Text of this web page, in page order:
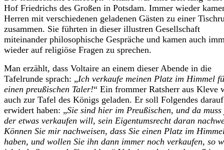
Hof Friedrichs des Großen in Potsdam. Immer wieder
Herren mit verschiedenen geladenen Gästen zu einer
zusammen. Sie führten in dieser illustren Gesellschaft
miteinander philosophische Gespräche und kamen auch
wieder auf religiöse Fragen zu sprechen.
Man erzählt, dass Voltaire an einem dieser Abende in die
Tafelrunde sprach: „Ich verkaufe meinen Platz im Himmel
einen preußischen Taler!“ Ein frommer Ratsherr aus Kleve
auch zur Tafel des Königs geladen. Er soll Folgendes darauf
erwidert haben: „Sie sind hier im Preußischen, und da muss
der etwas verkaufen will, sein Eigentumsrecht daran
Können Sie mir nachweisen, dass Sie einen Platz im
haben, und wollen Sie ihn dann immer noch verkaufen, so